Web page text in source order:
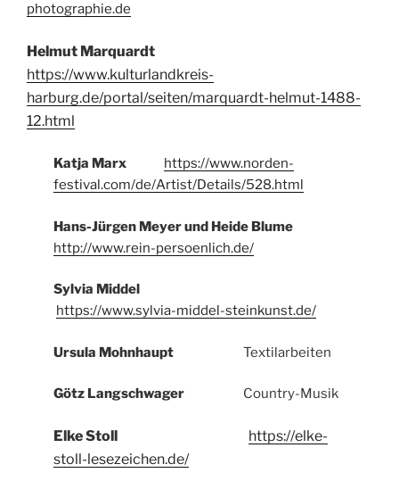
photographie.de
Helmut Marquardt
https://www.kulturlandkreis-
harburg.de/portal/seiten/marquardt-helmut-1488-
12.html
Katja Marx
https://www.norden-
festival.com/de/Artist/Details/528.html
Hans-Jürgen Meyer und Heide Blume
http://www.rein-persoenlich.de/
Sylvia Middel
https://www.sylvia-middel-steinkunst.de/
Ursula Mohnhaupt Textilarbeiten
Götz Langschwager Country-Musik
Elke Stoll https://elke-
stoll-lesezeichen.de/